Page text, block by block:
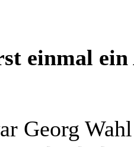
einmal
Georg